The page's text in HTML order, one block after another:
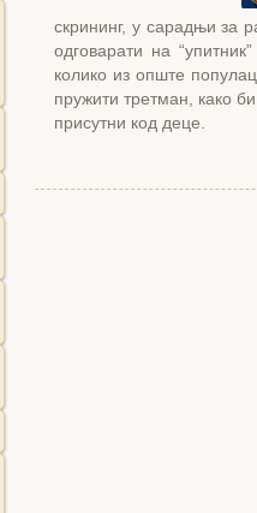
скрининг, у сарадњи за
одговарати на
колико из опште
пружити третман, како
присутни код деце.